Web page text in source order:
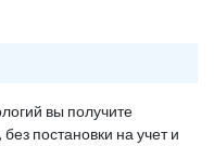
вы получите
постановки на учет и